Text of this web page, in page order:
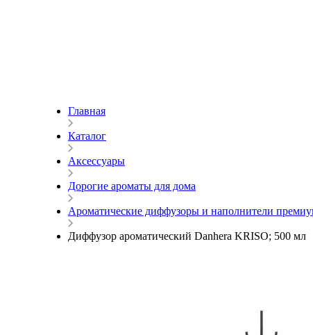
Главная
Каталог
Аксессуары
Дорогие ароматы для дома
Ароматические диффузоры и наполнители
Диффузор ароматический Danhera KRISO; 500 мл